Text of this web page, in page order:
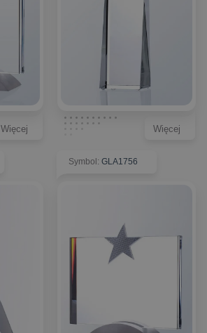
Więcej Więcej
Symbol: GLA1756